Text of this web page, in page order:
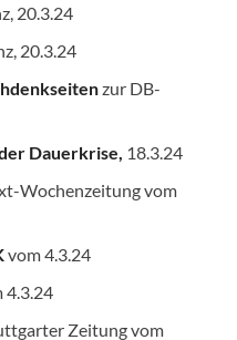
20.3.24
20.3.24
zur DB-
Dauerkrise, 18.3.24
Wochenzeitung vom
vom 4.3.24
4.3.24
Zeitung vom